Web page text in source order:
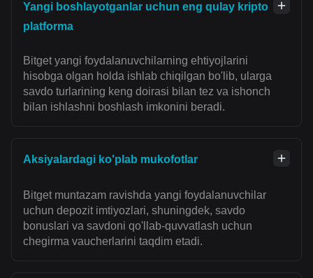
Yangi boshlayotganlar uchun eng qulay kripto
platforma
Bitget yangi foydalanuvchilarning ehtiyojlarini
hisobga olgan holda ishlab chiqilgan bo'lib, ularga
savdo turlarining keng doirasi bilan tez va ishonch
bilan ishlashni boshlash imkonini beradi.
Aksiyalardagi ko'plab mukofotlar
Bitget muntazam ravishda yangi foydalanuvchilar
uchun depozit imtiyozlari, shuningdek, savdo
bonuslari va savdoni qo'llab-quvvatlash uchun
chegirma vaucherlarini taqdim etadi.